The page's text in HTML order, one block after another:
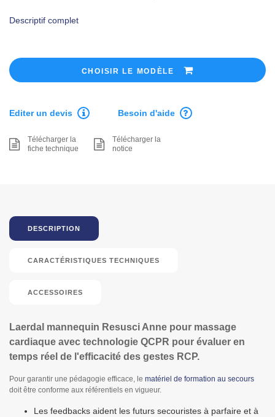
qualité des geste de RCP.
Descriptif complet
CHOISIR LE MODÈLE
Editer un devis Besoin d'aide
Télécharger la
fiche technique
Télécharger la
notice
DESCRIPTION
CARACTÉRISTIQUES TECHNIQUES
ACCESSOIRES
Laerdal mannequin Resusci Anne pour massage
cardiaque avec technologie QCPR pour évaluer en
temps réel de l'efficacité des gestes RCP.
Pour garantir une pédagogie efficace, le matériel de formation au secours
doit être conforme aux référentiels en vigueur.
Les feedbacks aident les futurs secouristes à parfaire et à